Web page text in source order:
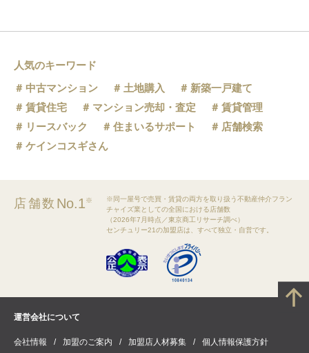
人気のキーワード
中古マンション
土地購入
新築一戸建て
賃貸住宅
マンション売却・査定
賃貸管理
リースバック
住まいるサポート
店舗検索
ケインコスギさん
店舗数 No.1※
※同一屋号で売買・賃貸の両方を取り扱う不動産仲介フラン
チャイズ業としての全国における店舗数
（2026年7月時点／東京商工リサーチ調べ）
センチュリー21の加盟店は、すべて独立・自営です。
運営会社について
会社情報 加盟のご案内 加盟店人材募集 個人情報保護方針